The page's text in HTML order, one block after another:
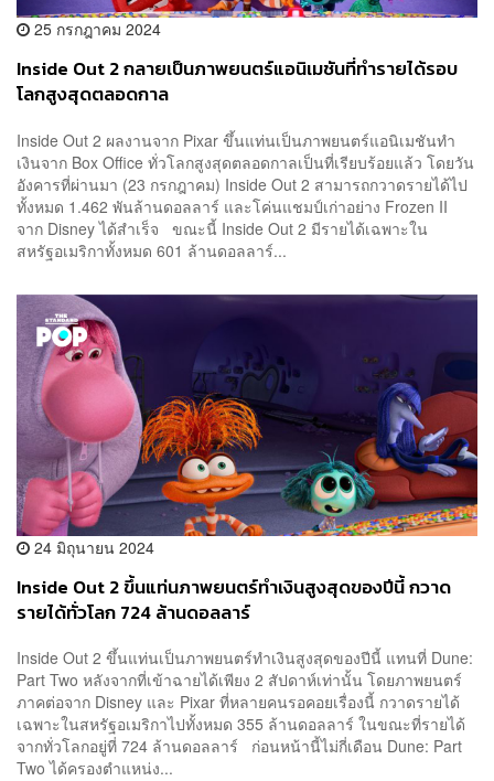
25 กรกฎาคม 2024
Inside Out 2 กลายเป็นภาพยนตร์แอนิเมชันที่ทำรายได้รอบ
โลกสูงสุดตลอดกาล
Inside Out 2 ผลงานจาก Pixar ขึ้นแท่นเป็นภาพยนตร์แอนิเมชันทำ
เงินจาก Box Office ทั่วโลกสูงสุดตลอดกาลเป็นที่เรียบร้อยแล้ว โดยวัน
อังคารที่ผ่านมา (23 กรกฎาคม) Inside Out 2 สามารถกวาดรายได้ไป
ทั้งหมด 1.462 พันล้านดอลลาร์ และโค่นแชมป์เก่าอย่าง Frozen II
จาก Disney ได้สำเร็จ ขณะนี้ Inside Out 2 มีรายได้เฉพาะใน
สหรัฐอเมริกาทั้งหมด 601 ล้านดอลลาร์...
24 มิถุนายน 2024
Inside Out 2 ขึ้นแท่นภาพยนตร์ทำเงินสูงสุดของปีนี้ กวาด
รายได้ทั่วโลก 724 ล้านดอลลาร์
Inside Out 2 ขึ้นแท่นเป็นภาพยนตร์ทำเงินสูงสุดของปีนี้ แทนที่ Dune:
Part Two หลังจากที่เข้าฉายได้เพียง 2 สัปดาห์เท่านั้น โดยภาพยนตร์
ภาคต่อจาก Disney และ Pixar ที่หลายคนรอคอยเรื่องนี้ กวาดรายได้
เฉพาะในสหรัฐอเมริกาไปทั้งหมด 355 ล้านดอลลาร์ ในขณะที่รายได้
จากทั่วโลกอยู่ที่ 724 ล้านดอลลาร์ ก่อนหน้านี้ไม่กี่เดือน Dune: Part
Two ได้ครองตำแหน่ง...